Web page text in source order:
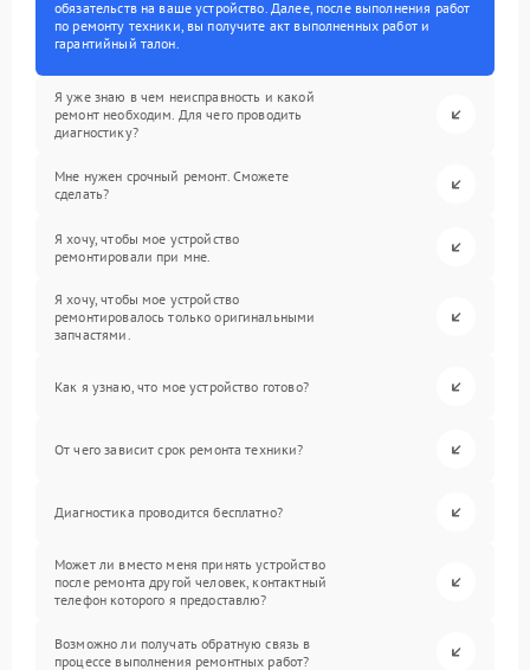
обязательств на ваше устройство. Далее, после выполнения работ
по ремонту техники, вы получите акт выполненных работ и
гарантийный талон.
Я уже знаю в чем неисправность и какой
ремонт необходим. Для чего проводить
диагностику?
Мне нужен срочный ремонт. Сможете
сделать?
Я хочу, чтобы мое устройство
ремонтировали при мне.
Я хочу, чтобы мое устройство
ремонтировалось только оригинальными
запчастями.
Как я узнаю, что мое устройство готово?
От чего зависит срок ремонта техники?
Диагностика проводится бесплатно?
Может ли вместо меня принять устройство
после ремонта другой человек, контактный
телефон которого я предоставлю?
Возможно ли получать обратную связь в
процессе выполнения ремонтных работ?